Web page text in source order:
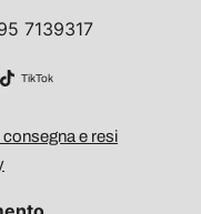
7139317
TikTok
e resi